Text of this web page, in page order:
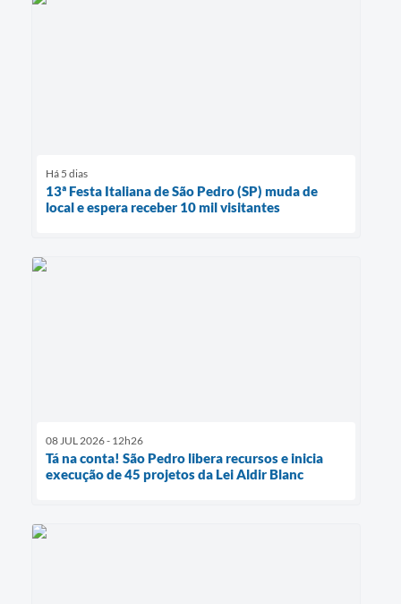
Há 5 dias
13ª Festa Italiana de São Pedro (SP) muda de
local e espera receber 10 mil visitantes
08 JUL 2026 - 12h26
Tá na conta! São Pedro libera recursos e inicia
execução de 45 projetos da Lei Aldir Blanc